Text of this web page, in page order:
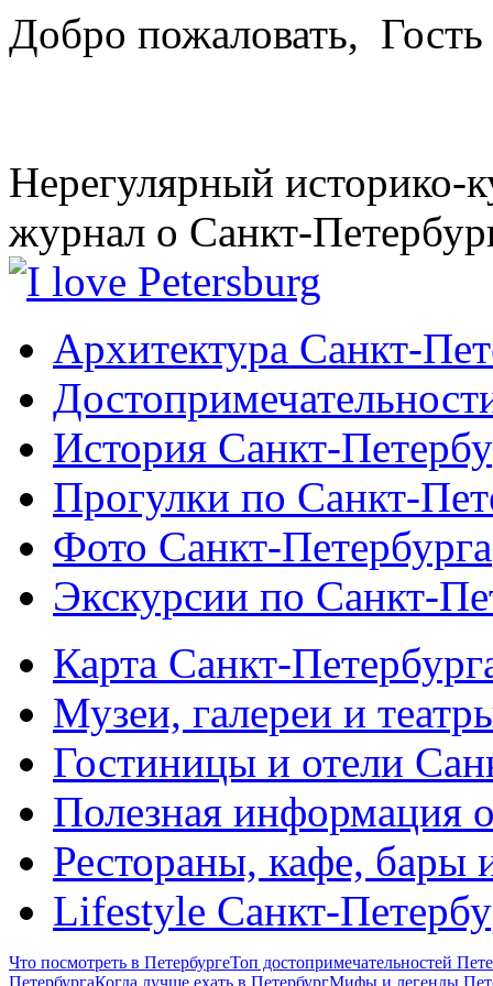
Добро пожаловать, Гость
Нерегулярный историко-
журнал о Санкт-
Архитектура Санкт-
История Санкт-
Прогулки по Санкт-
Фото Санкт-Петербурга
Экскурсии по Санкт-
Карта Санкт-
Музеи, галереи и
Гостиницы и отели
Полезная информация
Рестораны, кафе, бары
Lifestyle Санкт-
Что посмотреть в ПетербургеТоп достопримечательностей
ПетербургаКогда лучше ехать в ПетербургМифы и легенды